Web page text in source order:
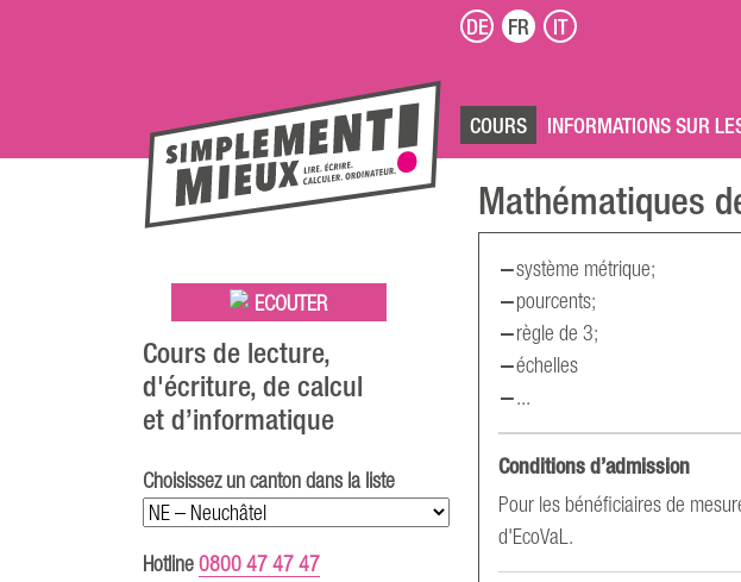
DE FR IT
COURS INFORMATIONS SUR
ECOUTER
Cours de lecture,
d'écriture, de calcul
et d’informatique
Choisissez un canton dans la liste
Hotline0800 47 47 47
Mathématiques
système métrique;
pourcents;
règle de 3;
échelles
...
Conditions d’admission
Pour les bénéficiaires de
d'EcoVaL.